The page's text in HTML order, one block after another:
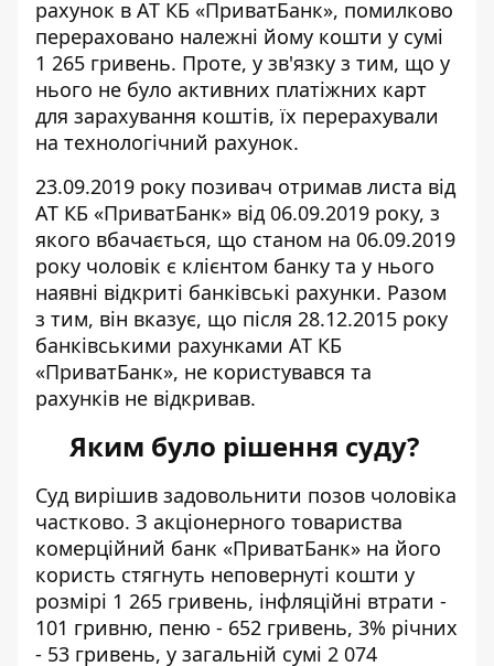
рахунок в АТ КБ «ПриватБанк», помилково
перераховано належні йому кошти у сумі
1 265 гривень. Проте, у зв'язку з тим, що у
нього не було активних платіжних карт
для зарахування коштів, їх перерахували
на технологічний рахунок.
23.09.2019 року позивач отримав листа від
АТ КБ «ПриватБанк» від 06.09.2019 року, з
якого вбачається, що станом на 06.09.2019
року чоловік є клієнтом банку та у нього
наявні відкриті банківські рахунки. Разом
з тим, він вказує, що після 28.12.2015 року
банківськими рахунками АТ КБ
«ПриватБанк», не користувався та
рахунків не відкривав.
Яким було рішення суду?
Суд вирішив задовольнити позов чоловіка
частково. З акціонерного товариства
комерційний банк «ПриватБанк» на його
користь стягнуть неповернуті кошти у
розмірі 1 265 гривень, інфляційні втрати -
101 гривню, пеню - 652 гривень, 3% річних
- 53 гривень, у загальній сумі 2 074